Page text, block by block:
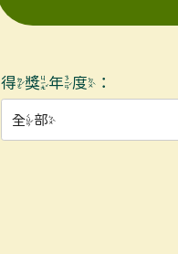
得獎年度：